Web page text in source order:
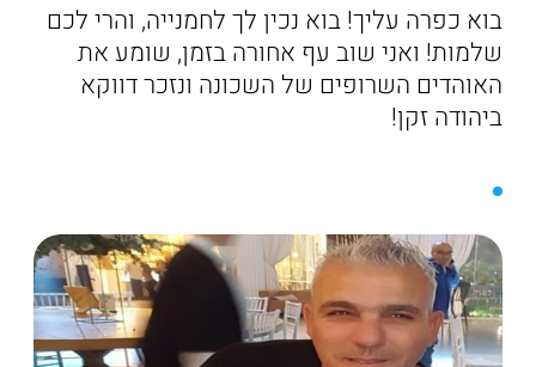
בוא כפרה עליך! בוא נכין לך לחמנייה, והרי לכם
שלמות! ואני שוב עף אחורה בזמן, שומע את
האוהדים השרופים של השכונה ונזכר דווקא
ביהודה זקן!